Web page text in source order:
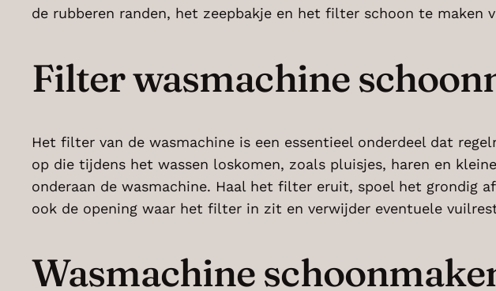
de rubberen randen, het zeepbakje en het filter schoon te maken
Filter wasmachine
Het filter van de wasmachine is een essentieel onderdeel dat
op die tijdens het wassen loskomen, zoals pluisjes, haren en
onderaan de wasmachine. Haal het filter eruit, spoel het grondig
ook de opening waar het filter in zit en verwijder eventuele
Wasmachine